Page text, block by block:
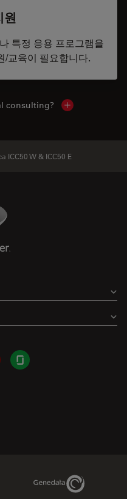
원
특정 응용 프로그램을
/교육이 필요합니다.
consulting? Show local
ICC50 W & ICC50 E
Logo
Glassdoor
Genedata Link